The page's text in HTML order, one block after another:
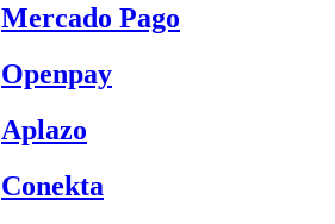
Mercado Pago
Openpay
Aplazo
Conekta